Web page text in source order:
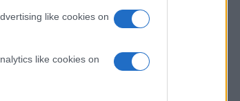
like cookies on
like cookies on